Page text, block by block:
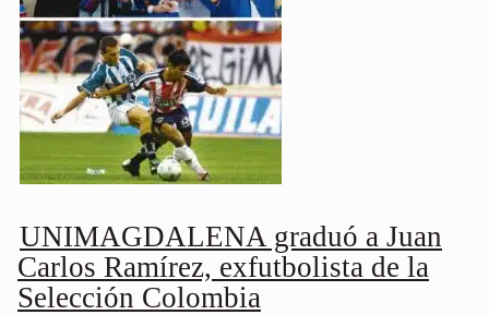
UNIMAGDALENA graduó a Juan
Carlos Ramírez, exfutbolista de la
Selección Colombia